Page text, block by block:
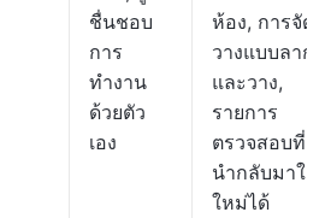
ชื่นชอบ
การ
ทำงาน
ด้วยตัว
เอง
ห้อง, การจัด
วางแบบลาก
และวาง,
รายการ
ตรวจสอบที่
นำกลับมาใช้
ใหม่ได้